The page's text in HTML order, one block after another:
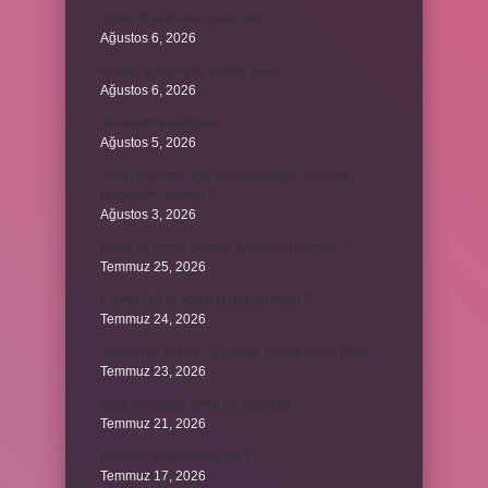
Ağustos 6, 2026
Ağustos 6, 2026
Ağustos 5, 2026
Ağustos 3, 2026
Temmuz 25, 2026
Temmuz 24, 2026
Temmuz 23, 2026
Temmuz 21, 2026
Temmuz 17, 2026